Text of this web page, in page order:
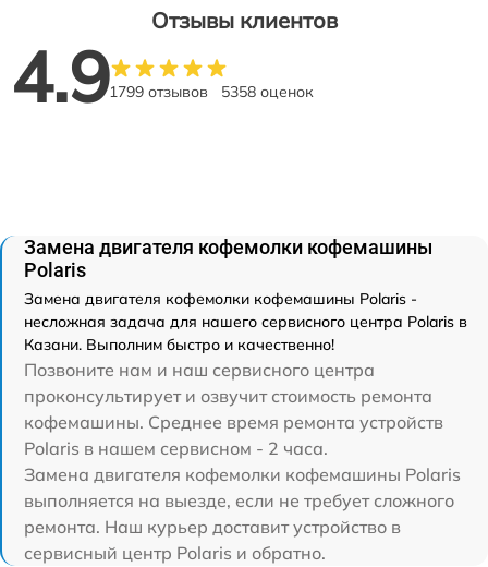
Отзывы клиентов
4.91799 отзывов 5358 оценок
Замена двигателя кофемолки кофемашины
Polaris
Замена двигателя кофемолки кофемашины Polaris -
несложная задача для нашего сервисного центра Polaris в
Казани. Выполним быстро и качественно!
Позвоните нам и наш сервисного центра
проконсультирует и озвучит стоимость ремонта
кофемашины. Среднее время ремонта устройств
Polaris в нашем сервисном - 2 часа.
Замена двигателя кофемолки кофемашины Polaris
выполняется на выезде, если не требует сложного
ремонта. Наш курьер доставит устройство в
сервисный центр Polaris и обратно.